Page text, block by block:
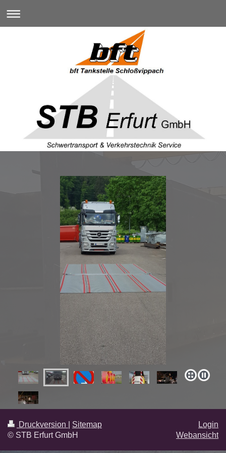
Druckversion
Sitemap
© STB Erfurt GmbH
Login
Webansicht